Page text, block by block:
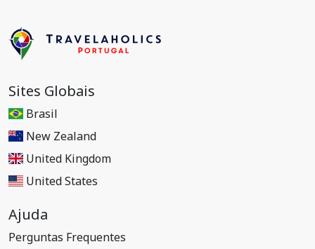
Sites Globais
Brasil
New Zealand
United Kingdom
United States
Ajuda
Perguntas Frequentes